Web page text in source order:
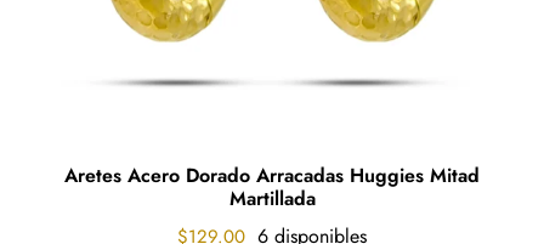
Aretes Acero Dorado Arracadas Huggies Mitad
Martillada
$129.00 6 disponibles